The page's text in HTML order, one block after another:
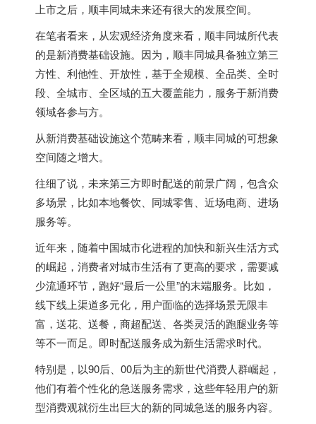
上市之后，顺丰同城未来还有很大的发展空间。
在笔者看来，从宏观经济角度来看，顺丰同城所代表
的是新消费基础设施。因为，顺丰同城具备独立第三
方性、利他性、开放性，基于全规模、全品类、全时
段、全城市、全区域的五大覆盖能力，服务于新消费
领域各参与方。
从新消费基础设施这个范畴来看，顺丰同城的可想象
空间随之增大。
往细了说，未来第三方即时配送的前景广阔，包含众
多场景，比如本地餐饮、同城零售、近场电商、进场
服务等。
近年来，随着中国城市化进程的加快和新兴生活方式
的崛起，消费者对城市生活有了更高的要求，需要减
少流通环节，跑好“最后一公里”的末端服务。比如，
线下线上渠道多元化，用户面临的选择场景无限丰
富，送花、送餐，商超配送、各类灵活的跑腿业务等
等不一而足。即时配送服务成为新生活需求时代。
特别是，以90后、00后为主的新世代消费人群崛起，
他们有着个性化的急送服务需求，这些年轻用户的新
型消费观就衍生出巨大的新的同城急送的服务内容。